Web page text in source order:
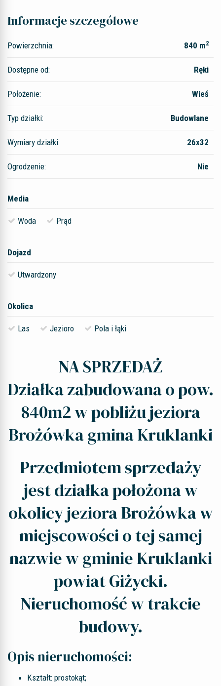
Informacje szczegółowe
Powierzchnia: 840 m2
Dostępne od: Ręki
Położenie: Wieś
Typ działki: Budowlane
Wymiary działki: 26x32
Ogrodzenie: Nie
Media
Woda Prąd
Dojazd
Utwardzony
Okolica
Las Jezioro Pola i łąki
NA SPRZEDAŻ
Działka zabudowana o pow.
840m2 w pobliżu jeziora
Brożówka gmina Kruklanki
Przedmiotem sprzedaży
jest działka położona w
okolicy jeziora Brożówka w
miejscowości o tej samej
nazwie w gminie Kruklanki
powiat Giżycki.
Nieruchomość w trakcie
budowy.
Opis nieruchomości:
Kształt: prostokąt;